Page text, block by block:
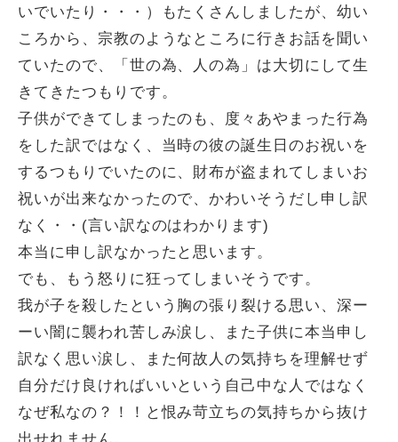
いでいたり・・・）もたくさんしましたが、幼い
ころから、宗教のようなところに行きお話を聞い
ていたので、「世の為、人の為」は大切にして生
きてきたつもりです。
子供ができてしまったのも、度々あやまった行為
をした訳ではなく、当時の彼の誕生日のお祝いを
するつもりでいたのに、財布が盗まれてしまいお
祝いが出来なかったので、かわいそうだし申し訳
なく・・(言い訳なのはわかります)
本当に申し訳なかったと思います。
でも、もう怒りに狂ってしまいそうです。
我が子を殺したという胸の張り裂ける思い、深ー
ーい闇に襲われ苦しみ涙し、また子供に本当申し
訳なく思い涙し、また何故人の気持ちを理解せず
自分だけ良ければいいという自己中な人ではなく
なぜ私なの？！！と恨み苛立ちの気持ちから抜け